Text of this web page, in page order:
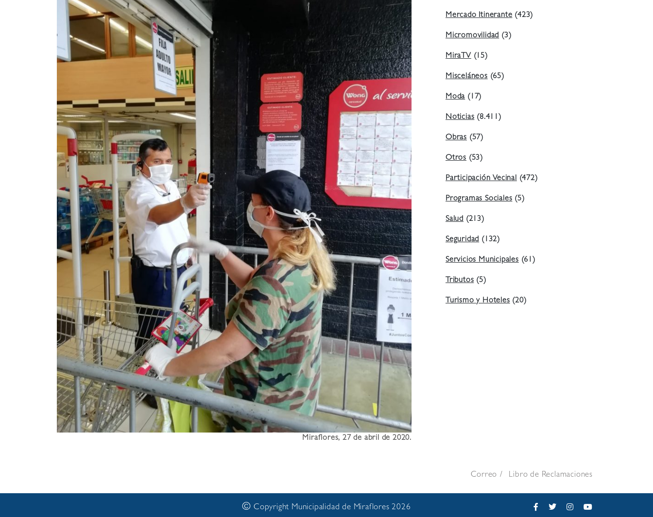
Miraflores, 27 de abril de 2020.
Mercado Itinerante(423)
Micromovilidad(3)
MiraTV(15)
Misceláneos(65)
Moda(17)
Noticias(8.411)
Obras (57)
Otros (53)
Participación Vecinal(472)
Programas Sociales(5)
Salud (213)
Seguridad(132)
Servicios Municipales(61)
Tributos(5)
Turismo y Hoteles(20)
Correo Libro de Reclamaciones
© Copyright Municipalidad de Miraflores 2026